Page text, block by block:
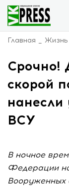
Главная Жизнь
Срочно!
скорой
нанесли
ВСУ
В ночное
Федерации
Вооруженных